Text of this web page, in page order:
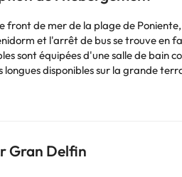
front de mer de la plage de
et l'arrêt de bus se trouve en
sont équipées d'une salle de bain
longues disponibles sur la grande
des services détaillés peuvent être
services indiqués peuvent être
Gran Delfin